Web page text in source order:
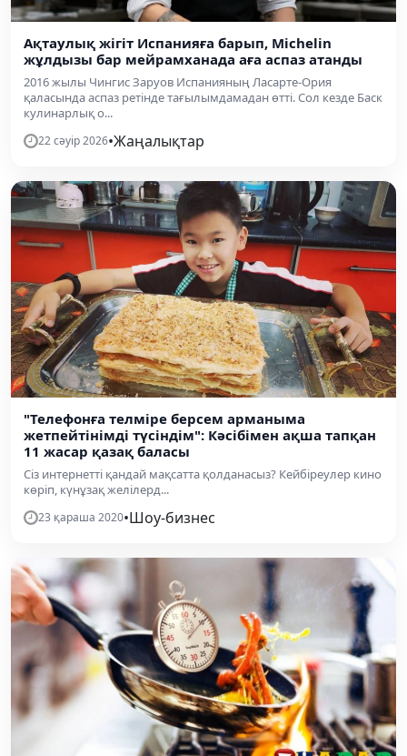
Ақтаулық жігіт Испанияға барып, Michelin
жұлдызы бар мейрамханада аға аспаз атанды
2016 жылы Чингис Заруов Испанияның Ласарте-Ория
қаласында аспаз ретінде тағылымдамадан өтті. Сол кезде Баск
кулинарлық о...
22 сәуір 2026•Жаңалықтар
"Телефонға телміре берсем арманыма
жетпейтінімді түсіндім": Кәсібімен ақша тапқан
11 жасар қазақ баласы
Сіз интернетті қандай мақсатта қолданасыз? Кейбіреулер кино
көріп, күнұзақ желілерд...
23 қараша 2020•Шоу-бизнес